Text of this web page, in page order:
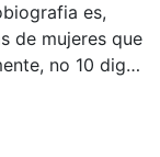
es,
de mujeres que
no 10 digo
10 cuente
mas de